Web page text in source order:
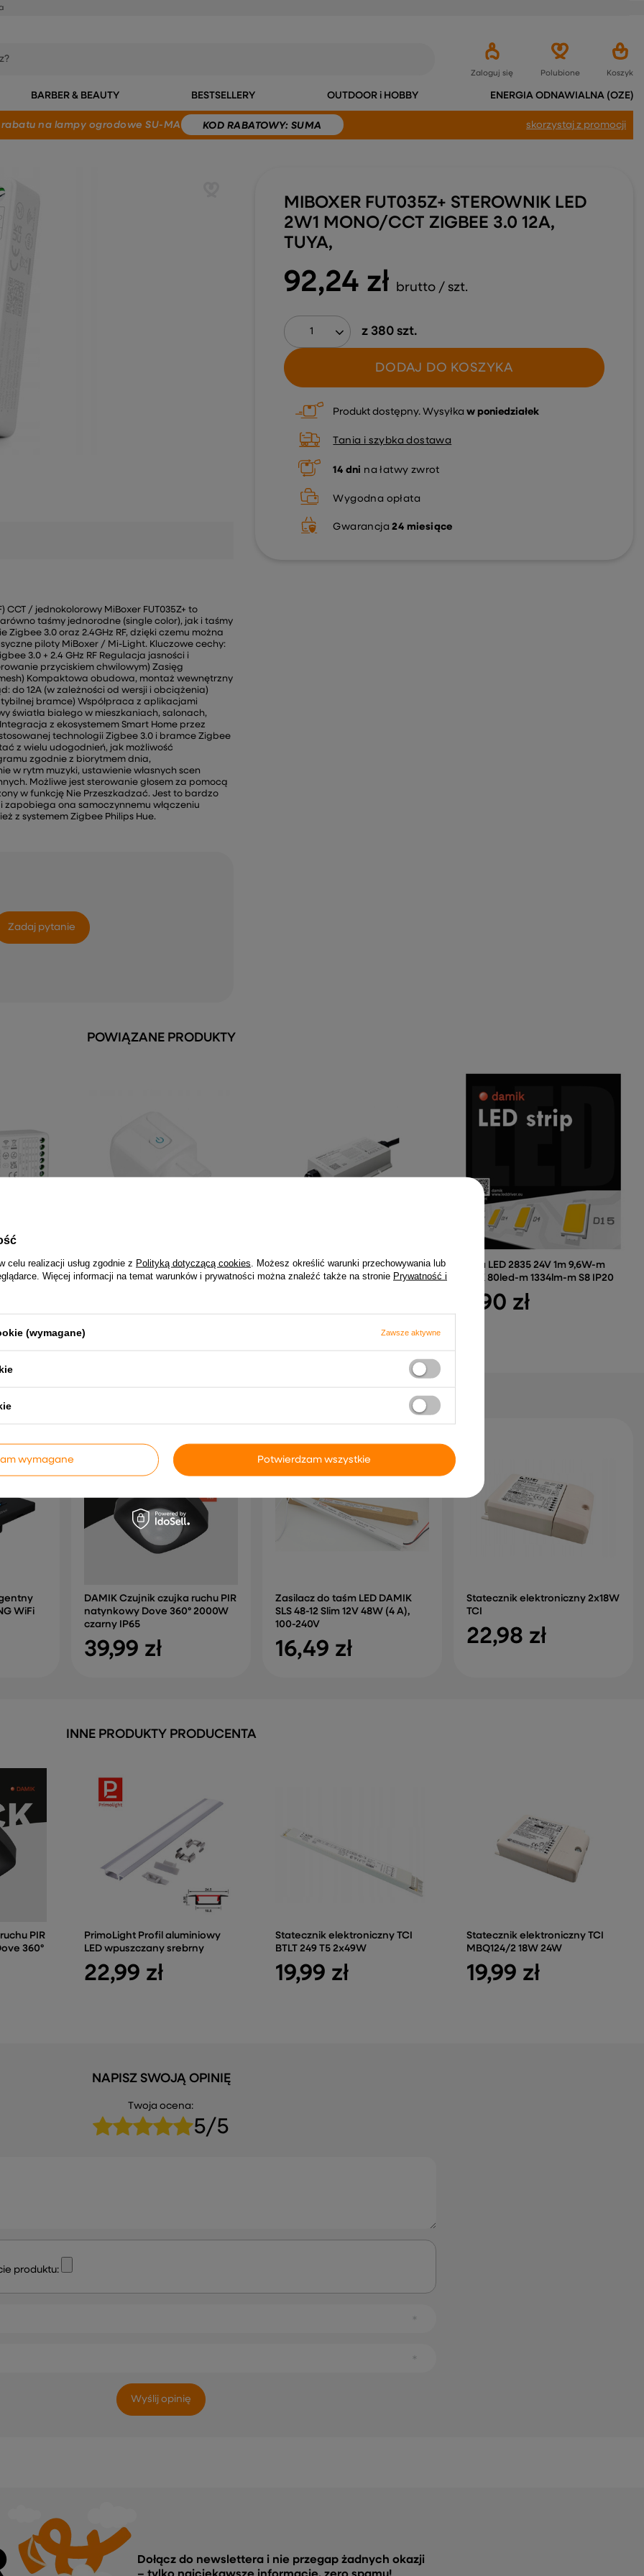
Zaloguj się Polubione Koszyk
BARBER & BEAUTY BESTSELLERY OUTDOOR i HOBBY ENERGIA ODNAWIALNA (OZE)
rabatu na lampy ogrodowe SU-MA KOD RABATOWY: SUMA skorzystaj z promocji
92,24 zł brutto / szt.
z 380szt.
DODAJ DO KOSZYKA
MIBOXER FUT035Z+ STEROWNIK LED
2W1 MONO/CCT ZIGBEE 3.0 12A,
TUYA,
Produkt dostępny Wysyłkaw poniedziałek
Tania i szybka dostawa
14 dni na łatwy zwrot
Wygodna opłata
Gwarancja 24 miesiące
CCT / jednokolorowy MiBoxer FUT035Z+ to
taśmy jednorodne (single color), jak i taśmy
3.0 oraz 2.4GHz RF, dzięki czemu można
piloty MiBoxer / Mi-Light. Kluczowe cechy:
3.0 + 2.4 GHz RF Regulacja jasności i
przyciskiem chwilowym) Zasięg
Kompaktowa obudowa, montaż wewnętrzny
do 12A (w zależności od wersji i obciążenia)
bramce) Współpraca z aplikacjami
światła białego w mieszkaniach, salonach,
z ekosystemem Smart Home przez
technologii Zigbee 3.0 i bramce Zigbee
z wielu udogodnień, jak możliwość
zgodnie z biorytmem dnia,
w rytm muzyki, ustawienie własnych scen
Możliwe jest sterowanie głosem za pomocą
w funkcję Nie Przeszkadzać. Jest to bardzo
ona samoczynnemu włączeniu
z systemem Zigbee Philips Hue.
Zadaj pytanie
POWIĄZANE PRODUKTY
taśmy LED
MiBoxer SWE01 Inteligentne
gniazdko Wi-Fi zdalne sterowanie
MIBOXER WL5-WP sterownik IP67
WiFi 5w1 LED Milight
Taśma LED 2835 24V 1m 9,6W-m
3000K 80led-m 1334lm-m S8 IP20
12,90 zł
WiFi
DAMIK Czujnik czujka ruchu PIR
natynkowy Dove 360° 2000W
czarny IP65
39,99 zł
Zasilacz do taśm LED DAMIK
SLS 48-12 Slim 12V 48W (4 A),
100-240V
16,49 zł
Statecznik elektroniczny 2x18W
TCI
22,98 zł
INNE PRODUKTY PRODUCENTA
PIR
360°
PrimoLight Profil aluminiowy
LED wpuszczany srebrny
22,99 zł
Statecznik elektroniczny TCI
BTLT 249 T5 2x49W
19,99 zł
Statecznik elektroniczny TCI
MBQ124/2 18W 24W
19,99 zł
NAPISZ SWOJĄ OPINIĘ
Twoja ocena:
5/5
produktu:
Wyślij opinię
Dołącz do newslettera i nie przegap żadnych okazji
celu realizacji usług zgodnie z Polityką dotyczącą cookies . Możesz określić warunki przechowywania lub
Więcej informacji na temat warunków i prywatności można znaleźć także na stronie Prywatność i
(wymagane) Zawsze aktywne
wymagane Potwierdzam wszystkie